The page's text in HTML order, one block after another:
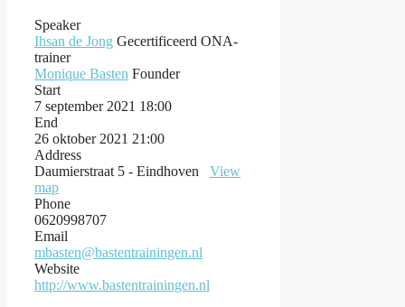
Speaker
Ihsan de Jong Gecertificeerd ONA-
trainer
Monique Basten Founder
Start
7 september 2021 18:00
End
26 oktober 2021 21:00
Address
Daumierstraat 5 - Eindhoven View
map
Phone
0620998707
Email
mbasten@bastentrainingen.nl
Website
http://www.bastentrainingen.nl